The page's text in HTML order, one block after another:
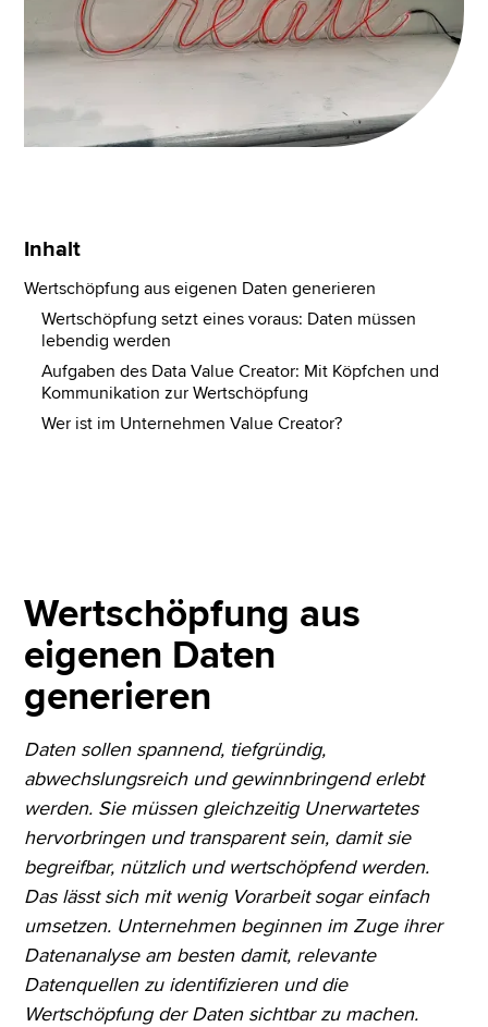
Inhalt
Wertschöpfung aus eigenen Daten generieren
Wertschöpfung setzt eines voraus: Daten müssen
lebendig werden
Aufgaben des Data Value Creator: Mit Köpfchen und
Kommunikation zur Wertschöpfung
Wer ist im Unternehmen Value Creator?
Wertschöpfung aus
eigenen Daten
generieren
Daten sollen spannend, tiefgründig,
abwechslungsreich und gewinnbringend erlebt
werden. Sie müssen gleichzeitig Unerwartetes
hervorbringen und transparent sein, damit sie
begreifbar, nützlich und wertschöpfend werden.
Das lässt sich mit wenig Vorarbeit sogar einfach
umsetzen. Unternehmen beginnen im Zuge ihrer
Datenanalyse am besten damit, relevante
Datenquellen zu identifizieren und die
Wertschöpfung der Daten sichtbar zu machen.